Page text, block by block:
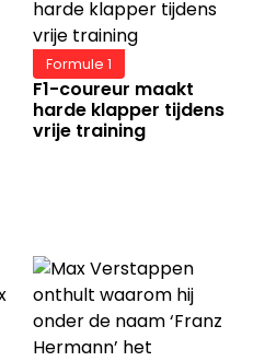
Formule 1
F1-coureur maakt
harde klapper tijdens
vrije training